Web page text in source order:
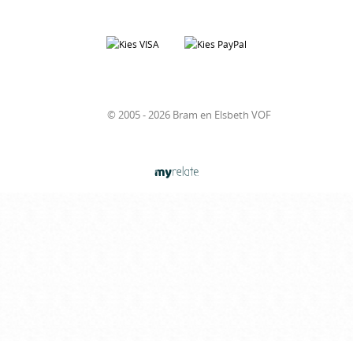
© 2005 - 2026 Bram en Elsbeth VOF